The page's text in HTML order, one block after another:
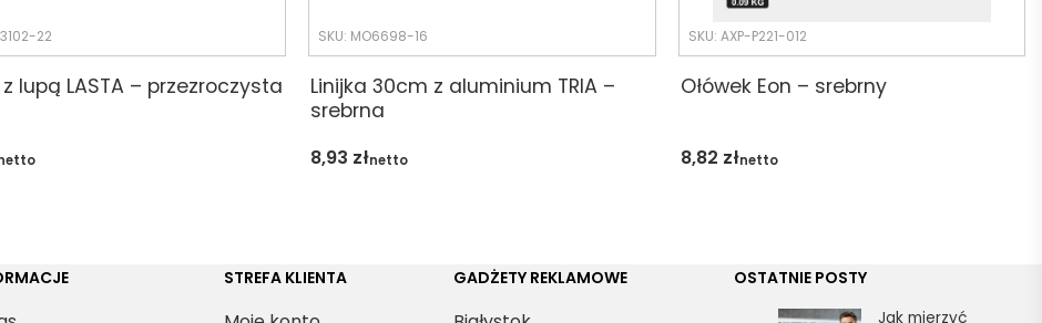
22
z lupą LASTA – przezroczysta
SKU: MO6698-16
Linijka 30cm z aluminium TRIA –
srebrna
8,93 złnetto
SKU: AXP-P221-012
Ołówek Eon – srebrny
8,82 złnetto
STREFA KLIENTA GADŻETY REKLAMOWE OSTATNIE POSTY
Jak mierzyć